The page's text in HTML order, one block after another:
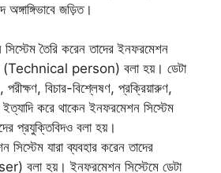
জড়িত।
সিস্টেম তৈরি করেন তাদের ইনফরমেশন
(Technical person) বলা হয়। ডেটা
বিচার-বিশ্লেষণ, প্রক্রিয়ারুণ,
ইত্যাদি করে থাকেন ইনফরমেশন সিস্টেম
প্রযুক্তিবিদও বলা হয়।
যারা ব্যবহার করেন তাদের
বলা হয়। ইনফরমেশন সিস্টেমে ডেটা